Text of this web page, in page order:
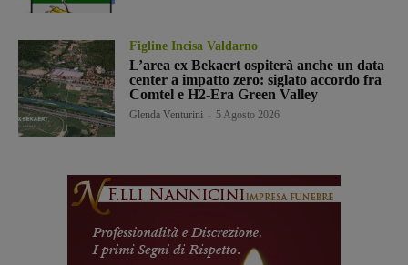
Figline Incisa Valdarno
L’area ex Bekaert ospiterà anche un data
center a impatto zero: siglato accordo fra
Comtel e H2-Era Green Valley
Glenda Venturini 5 Agosto 2026